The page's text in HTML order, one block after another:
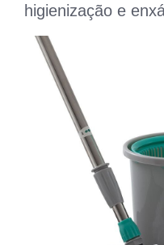
higienização e